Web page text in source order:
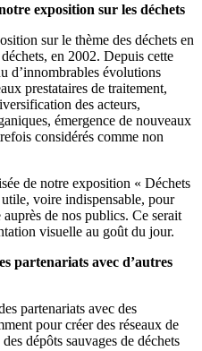
exposition sur les déchets
sur le thème des déchets en
en 2002. Depuis cette
d’innombrables évolutions
prestataires de traitement,
des acteurs,
émergence de nouveaux
considérés comme non
de notre exposition « Déchets
voire indispensable, pour
de nos publics. Ce serait
visuelle au goût du jour.
partenariats avec d’autres
partenariats avec des
pour créer des réseaux de
dépôts sauvages de déchets